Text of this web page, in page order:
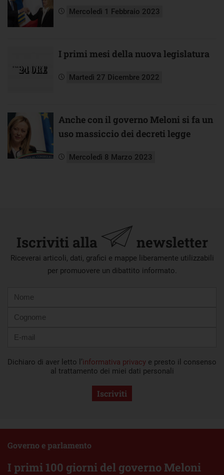
Mercoledì 1 Febbraio 2023
I primi mesi della nuova legislatura
Martedì 27 Dicembre 2022
Anche con il governo Meloni si fa un
uso massiccio dei decreti legge
Mercoledì 8 Marzo 2023
Iscriviti alla newsletter
Riceverai articoli, dati, grafici e mappe liberamente utilizzabili
per promuovere un dibattito informato.
mail
Dichiaro di aver letto l’informativa privacy e presto il consenso
al trattamento dei miei dati personali
Iscriviti
I primi 100 giorni del governo Meloni
Governo e parlamento